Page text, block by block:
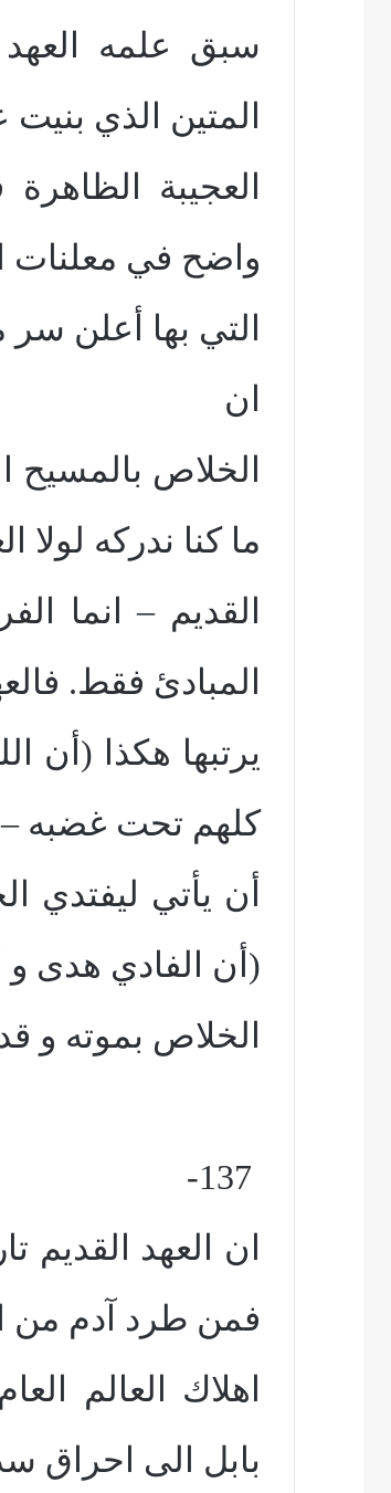
سبق علمه
المتين الذي بنيت
العجيبة
واضح في معلنات
التي بها أعلن سر
ان
الخلاص بالمسيح
ما كنا ندركه لولا
القديم – انما
المبادئ فقط.
يرتبها هكذا (أن
كلهم تحت غضبه
أن يأتي ليفتدي
(أن الفادي هدى و
الخلاص بموته و
ان العهد القديم
فمن طرد آدم من
اهلاك العالم
بابل الى احراق